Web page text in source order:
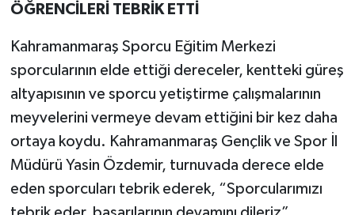
ÖĞRENCİLERİ TEBRİK ETTİ
Kahramanmaraş Sporcu Eğitim Merkezi
sporcularının elde ettiği dereceler, kentteki güreş
altyapısının ve sporcu yetiştirme çalışmalarının
meyvelerini vermeye devam ettiğini bir kez daha
ortaya koydu. Kahramanmaraş Gençlik ve Spor İl
Müdürü Yasin Özdemir, turnuvada derece elde
eden sporcuları tebrik ederek, “Sporcularımızı